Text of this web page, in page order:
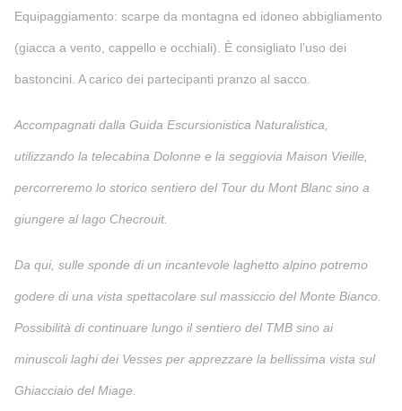
Equipaggiamento: scarpe da montagna ed idoneo abbigliamento
(giacca a vento, cappello e occhiali). È consigliato l’uso dei
bastoncini. A carico dei partecipanti pranzo al sacco.
Accompagnati dalla Guida Escursionistica Naturalistica,
utilizzando la telecabina Dolonne e la seggiovia Maison Vieille,
percorreremo lo storico sentiero del Tour du Mont Blanc sino a
giungere al lago Checrouit.
Da qui, sulle sponde di un incantevole laghetto alpino potremo
godere di una vista spettacolare sul massiccio del Monte Bianco.
Possibilità di continuare lungo il sentiero del TMB sino ai
minuscoli laghi dei Vesses per apprezzare la bellissima vista sul
Ghiacciaio del Miage.